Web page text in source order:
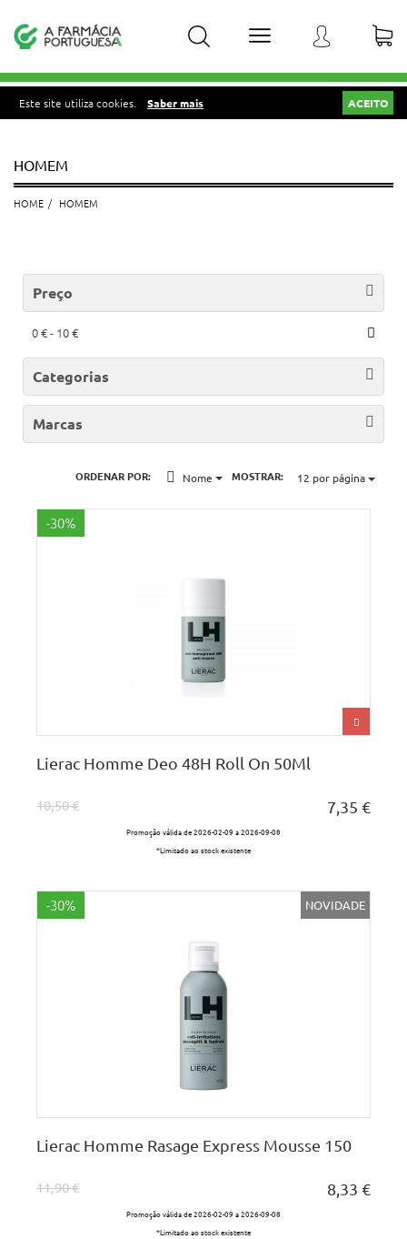
Este site utiliza cookies. Saber mais ACEITO
HOMEM
HOME HOMEM
Preço
0 € - 10 €
Categorias
Marcas
ORDENAR POR: Nome MOSTRAR: 12 por página
-30%
Lierac Homme Deo 48H Roll On 50Ml
7,35 €
10,50 €
Promoção válida de 2026-02-09 a 2026-09-08
*Limitado ao stock existente
-30% NOVIDADE
Lierac Homme Rasage Express Mousse 150
8,33 €
11,90 €
Promoção válida de 2026-02-09 a 2026-09-08
*Limitado ao stock existente